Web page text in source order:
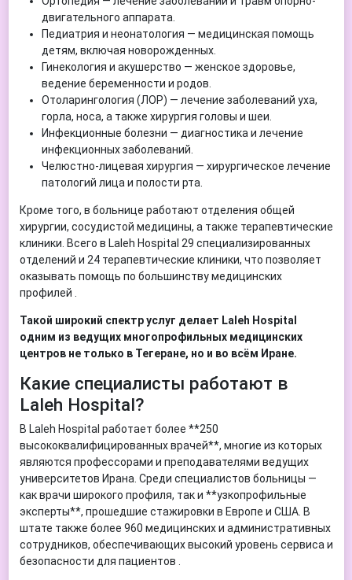
двигательного аппарата.
Педиатрия и неонатология — медицинская помощь
детям, включая новорожденных.
Гинекология и акушерство — женское здоровье,
ведение беременности и родов.
Отоларингология (ЛОР) — лечение заболеваний уха,
горла, носа, а также хирургия головы и шеи.
Инфекционные болезни — диагностика и лечение
инфекционных заболеваний.
Челюстно-лицевая хирургия — хирургическое лечение
патологий лица и полости рта.
Кроме того, в больнице работают отделения общей
хирургии, сосудистой медицины, а также терапевтические
клиники. Всего в Laleh Hospital 29 специализированных
отделений и 24 терапевтические клиники, что позволяет
оказывать помощь по большинству медицинских
профилей .
Такой широкий спектр услуг делает Laleh Hospital
одним из ведущих многопрофильных медицинских
центров не только в Тегеране, но и во всём Иране.
Какие специалисты работают в
Laleh Hospital?
В Laleh Hospital работает более **250
высококвалифицированных врачей**, многие из которых
являются профессорами и преподавателями ведущих
университетов Ирана. Среди специалистов больницы —
как врачи широкого профиля, так и **узкопрофильные
эксперты**, прошедшие стажировки в Европе и США. В
штате также более 960 медицинских и административных
сотрудников, обеспечивающих высокий уровень сервиса и
безопасности для пациентов .